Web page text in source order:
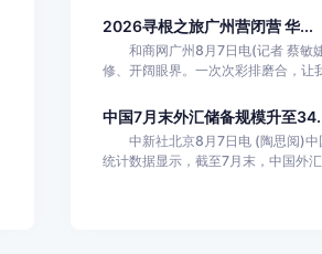
2026寻根之旅广州营闭营 华...
和商网广州8月7日电(记者 蔡敏
修、开阔眼界。一次次彩排磨合，让
中国7月末外汇储备规模升至
中新社北京8月7日电 (陶思阅)中
统计数据显示，截至7月末，中国外